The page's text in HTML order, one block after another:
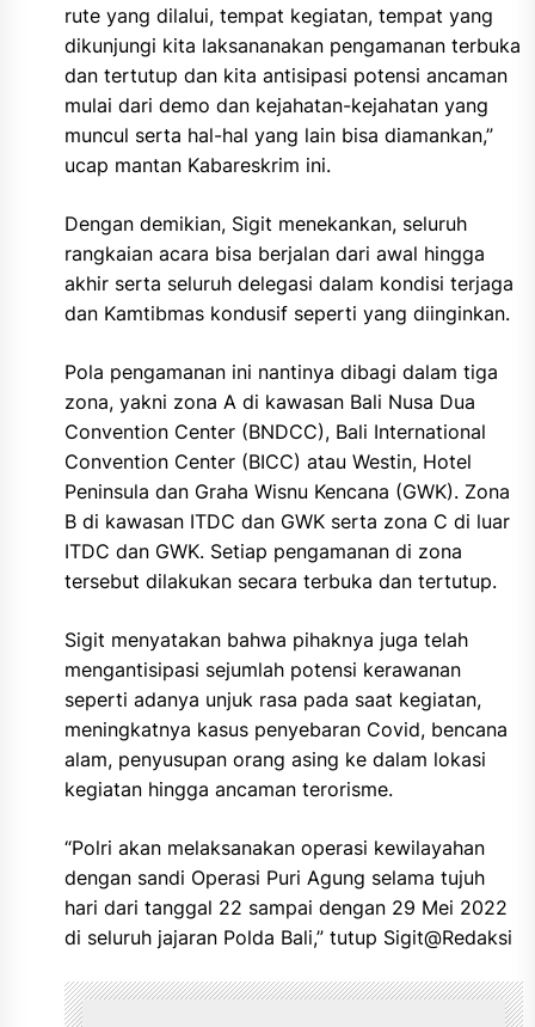
rute yang dilalui, tempat kegiatan, tempat yang
dikunjungi kita laksananakan pengamanan terbuka
dan tertutup dan kita antisipasi potensi ancaman
mulai dari demo dan kejahatan-kejahatan yang
muncul serta hal-hal yang lain bisa diamankan,”
ucap mantan Kabareskrim ini.
Dengan demikian, Sigit menekankan, seluruh
rangkaian acara bisa berjalan dari awal hingga
akhir serta seluruh delegasi dalam kondisi terjaga
dan Kamtibmas kondusif seperti yang diinginkan.
Pola pengamanan ini nantinya dibagi dalam tiga
zona, yakni zona A di kawasan Bali Nusa Dua
Convention Center (BNDCC), Bali International
Convention Center (BICC) atau Westin, Hotel
Peninsula dan Graha Wisnu Kencana (GWK). Zona
B di kawasan ITDC dan GWK serta zona C di luar
ITDC dan GWK. Setiap pengamanan di zona
tersebut dilakukan secara terbuka dan tertutup.
Sigit menyatakan bahwa pihaknya juga telah
mengantisipasi sejumlah potensi kerawanan
seperti adanya unjuk rasa pada saat kegiatan,
meningkatnya kasus penyebaran Covid, bencana
alam, penyusupan orang asing ke dalam lokasi
kegiatan hingga ancaman terorisme.
“Polri akan melaksanakan operasi kewilayahan
dengan sandi Operasi Puri Agung selama tujuh
hari dari tanggal 22 sampai dengan 29 Mei 2022
di seluruh jajaran Polda Bali,” tutup Sigit@Redaksi